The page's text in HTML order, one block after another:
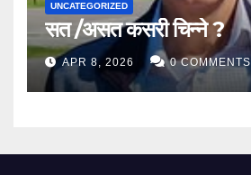
UNCATEGORIZED
सत /असत कसरी चिन्ने ?
APR 8, 2026 0 COMMENTS